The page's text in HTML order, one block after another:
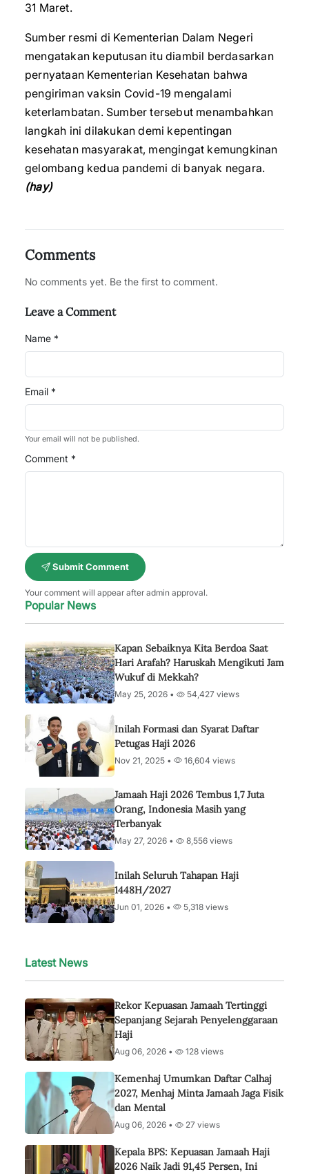
31 Maret.
Sumber resmi di Kementerian Dalam Negeri
mengatakan keputusan itu diambil berdasarkan
pernyataan Kementerian Kesehatan bahwa
pengiriman vaksin Covid-19 mengalami
keterlambatan. Sumber tersebut menambahkan
langkah ini dilakukan demi kepentingan
kesehatan masyarakat, mengingat kemungkinan
gelombang kedua pandemi di banyak negara.
(hay)
Comments
No comments yet. Be the first to comment.
Leave a Comment
Name *
Email *
Your email will not be published.
Comment *
Submit Comment
Your comment will appear after admin approval.
Popular News
Kapan Sebaiknya Kita Berdoa Saat
Hari Arafah? Haruskah Mengikuti Jam
Wukuf di Mekkah?
May 25, 2026 • 54,427 views
Inilah Formasi dan Syarat Daftar
Petugas Haji 2026
Nov 21, 2025 • 16,604 views
Jamaah Haji 2026 Tembus 1,7 Juta
Orang, Indonesia Masih yang
Terbanyak
May 27, 2026 • 8,556 views
Inilah Seluruh Tahapan Haji
1448H/2027
Jun 01, 2026 • 5,318 views
Latest News
Rekor Kepuasan Jamaah Tertinggi
Sepanjang Sejarah Penyelenggaraan
Haji
Aug 06, 2026 • 128 views
Kemenhaj Umumkan Daftar Calhaj
2027, Menhaj Minta Jamaah Jaga Fisik
dan Mental
Aug 06, 2026 • 27 views
Kepala BPS: Kepuasan Jamaah Haji
2026 Naik Jadi 91,45 Persen, Ini